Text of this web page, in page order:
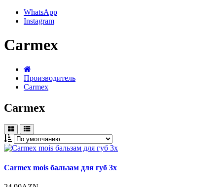
WhatsApp
Instagram
Carmex
Производитель
Carmex
Carmex
Carmex mois бальзам для губ 3x